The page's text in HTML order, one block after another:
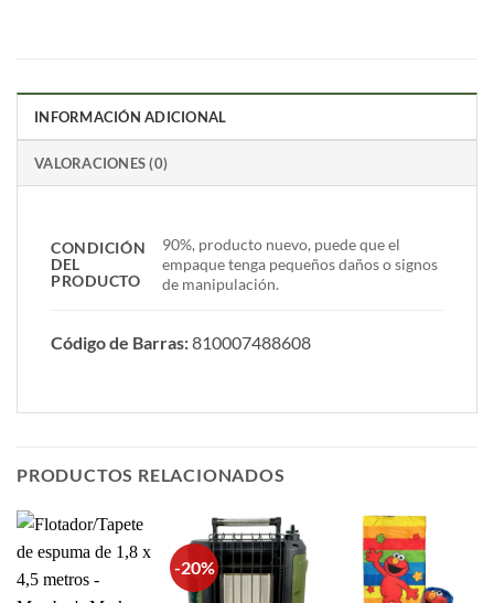
INFORMACIÓN ADICIONAL
VALORACIONES (0)
CONDICIÓN
DEL
PRODUCTO
90%, producto nuevo, puede que el
empaque tenga pequeños daños o signos
de manipulación.
Código de Barras:810007488608
PRODUCTOS RELACIONADOS
-20%